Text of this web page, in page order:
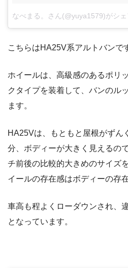
なべまる。さん(@yuya1579)がシ
こちらはHA25V系アルトバンで
ホイールは、高級感のあるポリ
クタイプを装着して、バンのル
ます。
HA25Vは、もともと屋根がずん
分、ボディーが大きく見えるの
チ前後の比較的大きめのサイズ
イールの存在感はボディーの存
車高も程よくローダウンされ、
となっています。